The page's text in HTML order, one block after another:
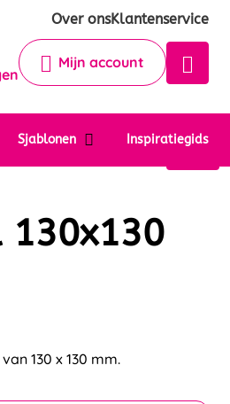
Over onsKlantenservice
Mijn account
Sjablonen Inspiratiegids
antwoord op uw vraag
met onze chatbot voor
130x130
130 x 130 mm.